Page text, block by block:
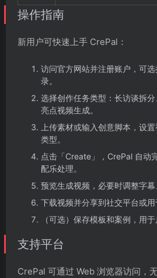
操作指南
新用户可快速上手 CrePal：
访问官方网站并注册账户，可
录。
选择创作任务类型：长访谈拆
亮点视频生成。
上传素材或输入创意脚本，设
类型。
点击「Create」，CrePal 自动
配乐处理。
预览生成视频，必要时调整字幕
下载视频并分享到社交平台或用
（可选）保存模板和案例，用于
支持平台
CrePal 可通过 Web 浏览器访问，